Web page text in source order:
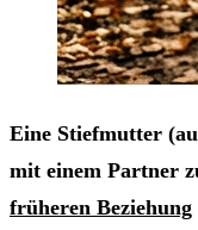
Eine Stiefmutter
mit einem Partner
früheren Beziehung